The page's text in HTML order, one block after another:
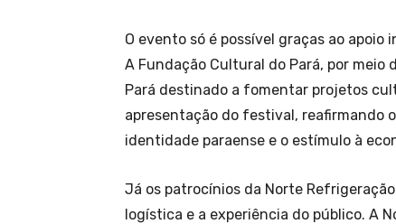
O evento só é possível graças ao
A Fundação Cultural do Pará, por meio
Pará destinado a fomentar projetos
apresentação do festival, reafirmando
identidade paraense e o estímulo à
Já os patrocínios da Norte
logística e a experiência do público. A